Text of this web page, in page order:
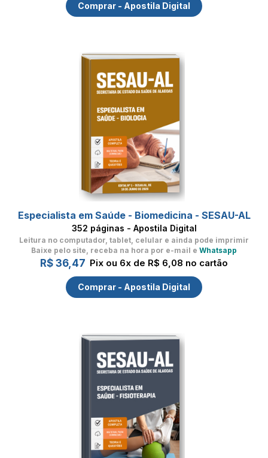
Comprar - Apostila Digital
Especialista em Saúde - Biomedicina - SESAU-AL
352 páginas - Apostila Digital
Leitura no computador, tablet, celular e ainda pode imprimir
Baixe pelo site, receba na hora por e-mail e Whatsapp
R$ 36,47 Pix ou 6x de R$ 6,08 no cartão
Comprar - Apostila Digital